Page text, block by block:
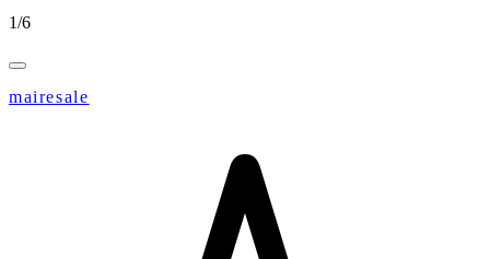
1/6
mairesale